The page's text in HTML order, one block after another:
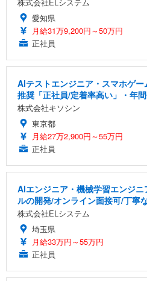
愛知県
月給31万9,200円～50万円
正社員
AIテストエンジニア・スマホゲ
推奨「正社員/定着率高い」・年
株式会社キソシン
東京都
月給27万2,900円～55万円
正社員
AIエンジニア・機械学習エンジ
ルの開発/オンライン面接可/丁寧
株式会社ELシステム
埼玉県
月給33万円～55万円
正社員